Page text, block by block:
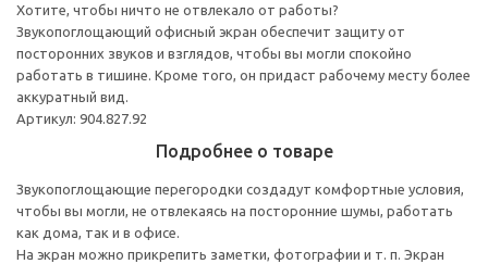
Хотите, чтобы ничто не отвлекало от работы?
Звукопоглощающий офисный экран обеспечит защиту от
посторонних звуков и взглядов, чтобы вы могли спокойно
работать в тишине. Кроме того, он придаст рабочему месту более
аккуратный вид.
Артикул: 904.827.92
Подробнее о товаре
Звукопоглощающие перегородки создадут комфортные условия,
чтобы вы могли, не отвлекаясь на посторонние шумы, работать
как дома, так и в офисе.
На экран можно прикрепить заметки, фотографии и т. п. Экран